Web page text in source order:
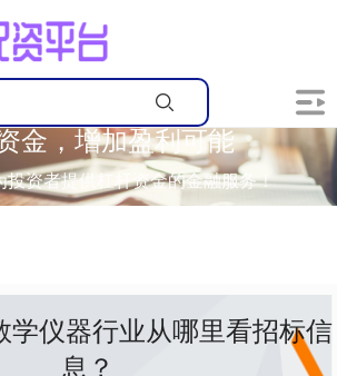
金，增加盈利可能
投资者提供杠杆资金的金融服务！
学仪器行业从哪里看招标信
息？